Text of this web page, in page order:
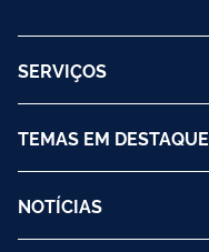
SERVIÇOS
TEMAS EM DESTAQUE
NOTÍCIAS